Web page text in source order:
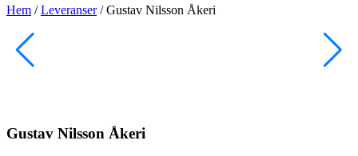
Hem /Leveranser/Gustav Nilsson Åkeri
Gustav Nilsson Åkeri